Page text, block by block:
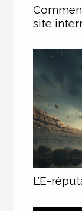
site
L’E-